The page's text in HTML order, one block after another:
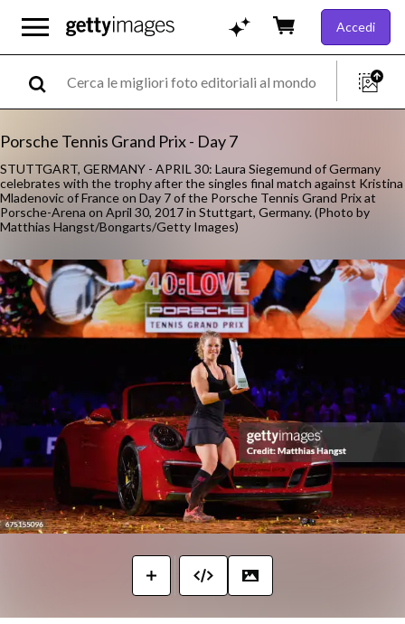
Accedi
Porsche Tennis Grand Prix - Day 7
STUTTGART, GERMANY - APRIL 30: Laura Siegemund of Germany
celebrates with the trophy after the singles final match against Kristina
Mladenovic of France on Day 7 of the Porsche Tennis Grand Prix at
Porsche-Arena on April 30, 2017 in Stuttgart, Germany. (Photo by
Matthias Hangst/Bongarts/Getty Images)